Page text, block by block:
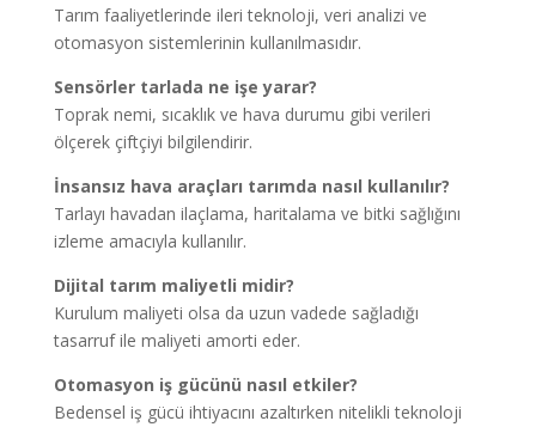
Tarım faaliyetlerinde ileri teknoloji, veri analizi ve
otomasyon sistemlerinin kullanılmasıdır.
Sensörler tarlada ne işe yarar?
Toprak nemi, sıcaklık ve hava durumu gibi verileri
ölçerek çiftçiyi bilgilendirir.
İnsansız hava araçları tarımda nasıl kullanılır?
Tarlayı havadan ilaçlama, haritalama ve bitki sağlığını
izleme amacıyla kullanılır.
Dijital tarım maliyetli midir?
Kurulum maliyeti olsa da uzun vadede sağladığı
tasarruf ile maliyeti amorti eder.
Otomasyon iş gücünü nasıl etkiler?
Bedensel iş gücü ihtiyacını azaltırken nitelikli teknoloji